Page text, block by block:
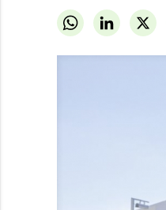
WhatsAppLinkedInX